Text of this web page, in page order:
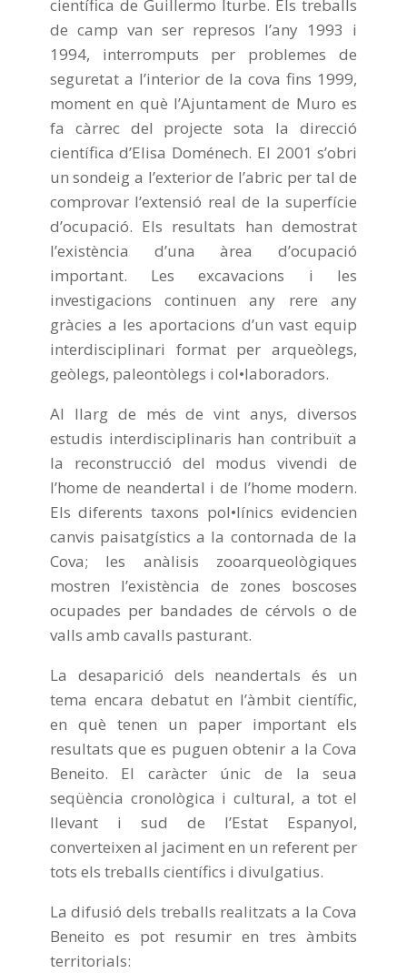
científica de Guillermo Iturbe. Els treballs
de camp van ser represos l’any 1993 i
1994, interromputs per problemes de
seguretat a l’interior de la cova fins 1999,
moment en què l’Ajuntament de Muro es
fa càrrec del projecte sota la direcció
científica d’Elisa Doménech. El 2001 s’obri
un sondeig a l’exterior de l’abric per tal de
comprovar l’extensió real de la superfície
d’ocupació. Els resultats han demostrat
l’existència d’una àrea d’ocupació
important. Les excavacions i les
investigacions continuen any rere any
gràcies a les aportacions d’un vast equip
interdisciplinari format per arqueòlegs,
geòlegs, paleontòlegs i col•laboradors.
Al llarg de més de vint anys, diversos
estudis interdisciplinaris han contribuït a
la reconstrucció del modus vivendi de
l’home de neandertal i de l’home modern.
Els diferents taxons pol•línics evidencien
canvis paisatgístics a la contornada de la
Cova; les anàlisis zooarqueològiques
mostren l’existència de zones boscoses
ocupades per bandades de cérvols o de
valls amb cavalls pasturant.
La desaparició dels neandertals és un
tema encara debatut en l’àmbit científic,
en què tenen un paper important els
resultats que es puguen obtenir a la Cova
Beneito. El caràcter únic de la seua
seqüència cronològica i cultural, a tot el
llevant i sud de l’Estat Espanyol,
converteixen al jaciment en un referent per
tots els treballs científics i divulgatius.
La difusió dels treballs realitzats a la Cova
Beneito es pot resumir en tres àmbits
territorials: